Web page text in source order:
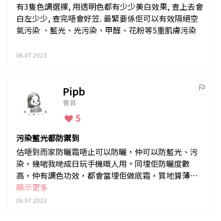
有3隻色調選擇, 用透明色都有少少美白效果, 查上去會
白左少少, 查完唔會好笠. 最緊要係佢可以有效隔絕空
氣污染 、藍光、光污染、甲醛、花粉等5重肌膚污染
06.07.2023
Pipb
會員
5
污染藍光都防禦到
估唔到而家防曬霜唔止可以防曬，仲可以防藍光、污
染，幾啱我哋成日玩手機嘅人用。同埋佢防曬度數
高，仲有調色功效，都會當埋佢做底霜，質地算薄，
用完都唔會焗，夏天用都幾
顯示更多
06.07.2023